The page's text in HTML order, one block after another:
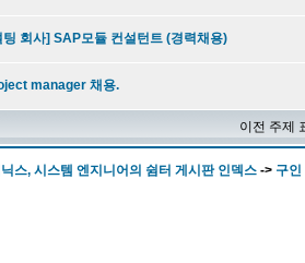
회사] SAP모듈 컨설턴트 (경력채용)
manager 채용.
이전 주제
스, 시스템 엔지니어의 쉼터 게시판 인덱스 -> 구인